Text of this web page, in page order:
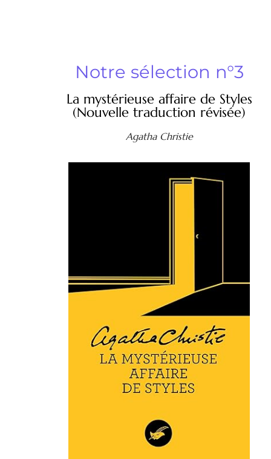
Notre sélection n°3
La mystérieuse affaire de Styles
(Nouvelle traduction révisée)
Agatha Christie